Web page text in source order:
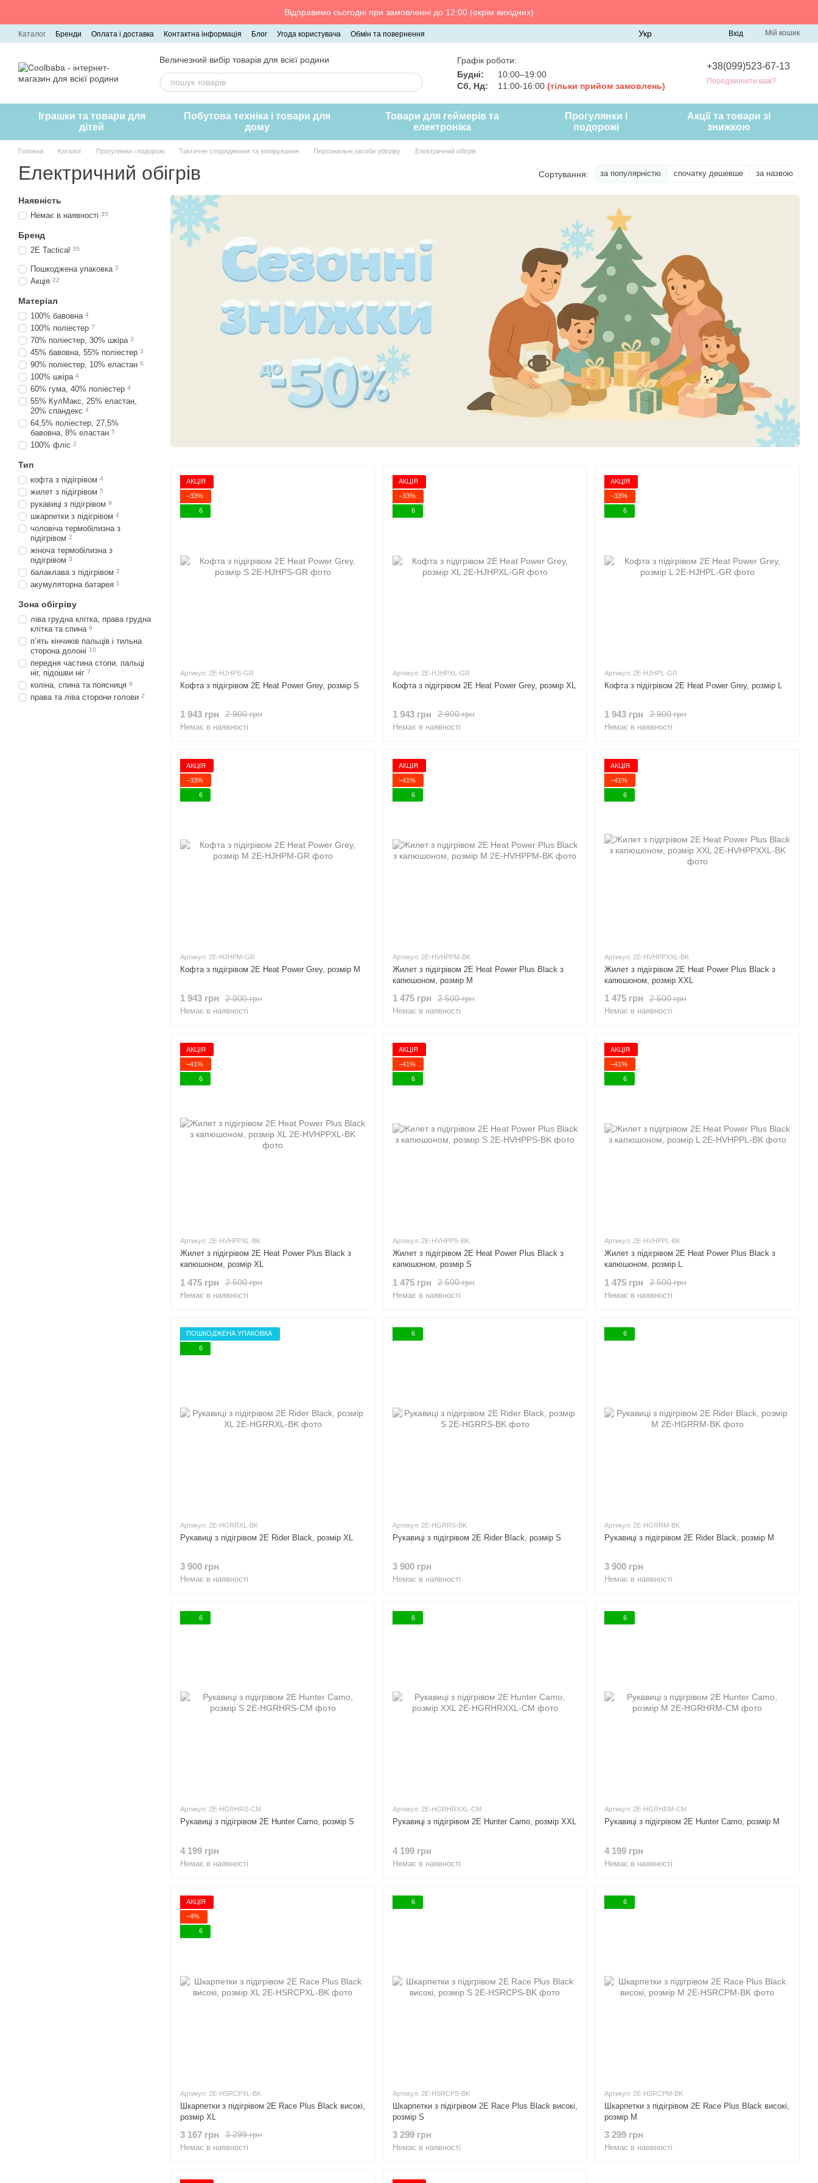
Відправимо сьогодні при замовленні до 12:00 (окрім вихідних)
Каталог Бренди Оплата і доставка Контактна інформація Блог Угода користувача Обмін та повернення Укр Вхід Мій кошик
Величезний вибір товарів для всієї родини
Графік роботи:
Будні:
10:00–19:00
Сб, Нд:
11:00-16:00 (тільки прийом замовлень)
+38(099)523-67-13
Передзвонити вам?
Іграшки та товари для
дітей
Побутова техніка і товари для
дому
Товари для геймерів та
електроніка
Прогулянки і
подорожі
Акції та товари зі
знижкою
Головна Каталог Прогулянки і подорожі Тактичне спорядження та екіпірування Персональні засоби обігріву Електричний обігрів
Електричний обігрів Сортування: за популярністю спочатку дешевше за назвою
АКЦІЯ
−33%
6
Артикул: 2E-HJHPS-GR
Кофта з підігрівом 2E Heat Power Grey, розмір S
2 900 грн
1 943 грн
Немає в наявності
АКЦІЯ
−33%
6
Артикул: 2E-HJHPXL-GR
Кофта з підігрівом 2E Heat Power Grey, розмір XL
2 900 грн
1 943 грн
Немає в наявності
АКЦІЯ
−33%
6
Артикул: 2E-HJHPL-GR
Кофта з підігрівом 2E Heat Power Grey, розмір L
2 900 грн
1 943 грн
Немає в наявності
АКЦІЯ
−33%
6
Артикул: 2E-HJHPM-GR
Кофта з підігрівом 2E Heat Power Grey, розмір M
2 900 грн
1 943 грн
Немає в наявності
АКЦІЯ
−41%
6
Артикул: 2E-HVHPPM-BK
Жилет з підігрівом 2E Heat Power Plus Black з
капюшоном, розмір M
2 500 грн
1 475 грн
Немає в наявності
АКЦІЯ
−41%
6
Артикул: 2E-HVHPPXXL-BK
Жилет з підігрівом 2E Heat Power Plus Black з
капюшоном, розмір XXL
2 500 грн
1 475 грн
Немає в наявності
АКЦІЯ
−41%
6
Артикул: 2E-HVHPPXL-BK
Жилет з підігрівом 2E Heat Power Plus Black з
капюшоном, розмір XL
2 500 грн
1 475 грн
Немає в наявності
АКЦІЯ
−41%
6
Артикул: 2E-HVHPPS-BK
Жилет з підігрівом 2E Heat Power Plus Black з
капюшоном, розмір S
2 500 грн
1 475 грн
Немає в наявності
АКЦІЯ
−41%
6
Артикул: 2E-HVHPPL-BK
Жилет з підігрівом 2E Heat Power Plus Black з
капюшоном, розмір L
2 500 грн
1 475 грн
Немає в наявності
ПОШКОДЖЕНА УПАКОВКА
6
Артикул: 2E-HGRRXL-BK
Рукавиці з підігрівом 2E Rider Black, розмір XL
3 900 грн
Немає в наявності
6
Артикул: 2E-HGRRS-BK
Рукавиці з підігрівом 2E Rider Black, розмір S
3 900 грн
Немає в наявності
6
Артикул: 2E-HGRRM-BK
Рукавиці з підігрівом 2E Rider Black, розмір M
3 900 грн
Немає в наявності
6
Артикул: 2E-HGRHRS-CM
Рукавиці з підігрівом 2E Hunter Camo, розмір S
4 199 грн
Немає в наявності
6
Артикул: 2E-HGRHRXXL-CM
Рукавиці з підігрівом 2E Hunter Camo, розмір XXL
4 199 грн
Немає в наявності
6
Артикул: 2E-HGRHRM-CM
Рукавиці з підігрівом 2E Hunter Camo, розмір M
4 199 грн
Немає в наявності
АКЦІЯ
−4%
6
Артикул: 2E-HSRCPXL-BK
Шкарпетки з підігрівом 2E Race Plus Black високі,
розмір XL
3 299 грн
3 167 грн
Немає в наявності
6
Артикул: 2E-HSRCPS-BK
Шкарпетки з підігрівом 2E Race Plus Black високі,
розмір S
3 299 грн
Немає в наявності
6
Артикул: 2E-HSRCPM-BK
Шкарпетки з підігрівом 2E Race Plus Black високі,
розмір M
3 299 грн
Немає в наявності
Наявність
Немає в наявності 35
Бренд
2E Tactical 35
Пошкоджена упаковка 3
Акція 22
Матеріал
100% бавовна 4
100% поліестер 7
70% поліестер, 30% шкіра 3
45% бавовна, 55% поліестер 3
90% поліестер, 10% еластан 6
100% шкіра 4
60% гума, 40% поліестер 4
55% КулМакс, 25% еластан,
20% спандекс 4
64,5% поліестер, 27,5%
бавовна, 8% еластан 5
100% фліс 2
Тип
кофта з підігрівом 4
жилет з підігрівом 5
рукавиці з підігрівом 9
шкарпетки з підігрівом 4
чоловіча термобілизна з
підігрівом 2
жіноча термобілизна з
підігрівом 3
балаклава з підігрівом 2
акумуляторна батарея 1
Зона обігріву
ліва грудна клітка, права грудна
клітка та спина 9
п’ять кінчиків пальців і тильна
сторона долоні 10
передня частина стопи, пальці
ніг, підошви ніг 7
коліна, спина та поясниця 6
права та ліва сторони голови 2